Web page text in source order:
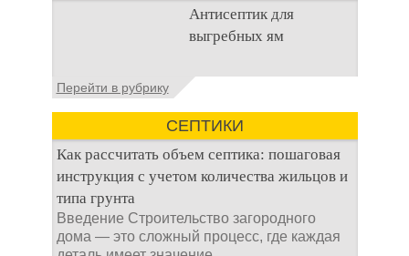
канализационного
стока или выгребной
не самым приятным
Антисептик для
выгребных ям
Общие сведения об
Антисептик для
выгребных ям – это
специальные
Перейти в рубрику
СЕПТИКИ
Как рассчитать объем септика: пошаговая
инструкция с учетом количества жильцов и
типа грунта
Введение Строительство загородного
дома — это сложный процесс, где каждая